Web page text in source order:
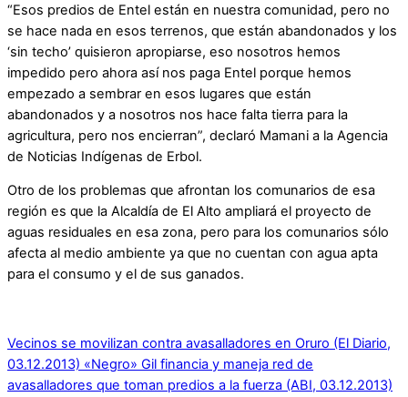
“Esos predios de Entel están en nuestra comunidad, pero no
se hace nada en esos terrenos, que están abandonados y los
‘sin techo’ quisieron apropiarse, eso nosotros hemos
impedido pero ahora así nos paga Entel porque hemos
empezado a sembrar en esos lugares que están
abandonados y a nosotros nos hace falta tierra para la
agricultura, pero nos encierran”, declaró Mamani a la Agencia
de Noticias Indígenas de Erbol.
Otro de los problemas que afrontan los comunarios de esa
región es que la Alcaldía de El Alto ampliará el proyecto de
aguas residuales en esa zona, pero para los comunarios sólo
afecta al medio ambiente ya que no cuentan con agua apta
para el consumo y el de sus ganados.
Vecinos se movilizan contra avasalladores en Oruro (El Diario,
03.12.2013) «Negro» Gil financia y maneja red de
avasalladores que toman predios a la fuerza (ABI, 03.12.2013)